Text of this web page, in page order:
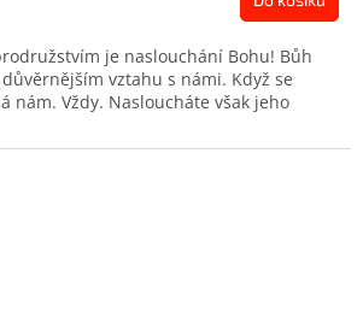
je naslouchání Bohu! Bůh
vztahu s námi. Když se
nám. Vždy. Nasloucháte však jeho